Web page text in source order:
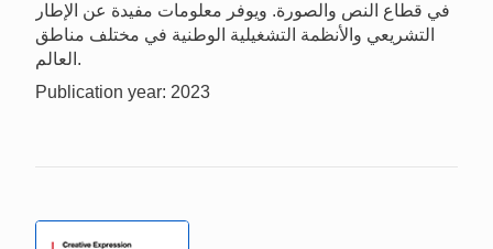
في قطاع النص والصورة. ويوفر معلومات مفيدة عن الإطار
التشريعي والأنظمة التشغيلية الوطنية في مختلف مناطق
العالم.
Publication year: 2023